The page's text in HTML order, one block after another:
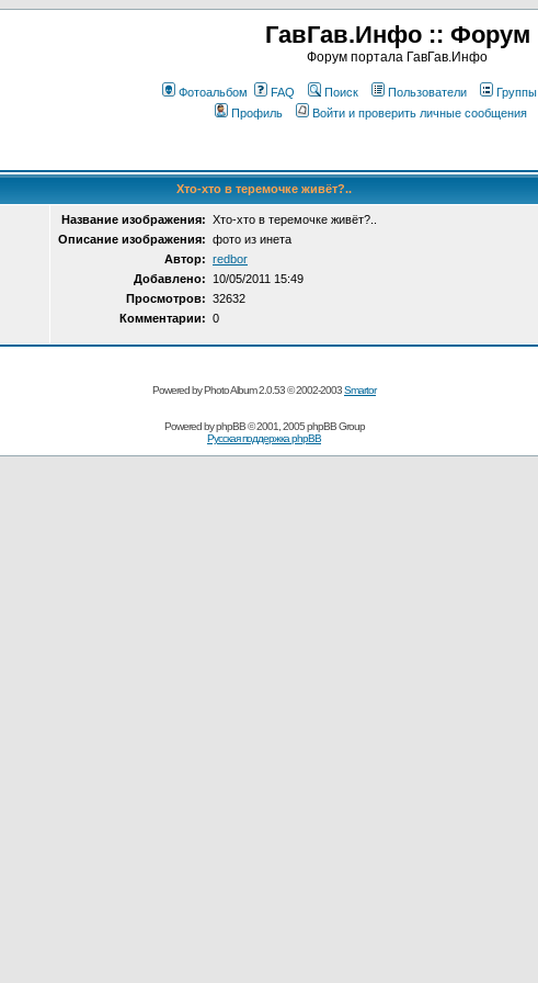
ГавГав.Инфо :: Форум
Форум портала ГавГав.Инфо
Фотоальбом FAQ Поиск Пользователи Группы
Профиль
Войти и проверить личные сообщения
Хто-хто в теремочке живёт?..
Название изображения: Хто-хто в теремочке живёт?..
Описание изображения: фото из инета
Автор: redbor
Добавлено:
10/05/2011 15:49
Просмотров: 32632
Комментарии: 0
Powered by Photo Album 2.0.53 © 2002-2003Smartor
Powered byphpBB© 2001, 2005 phpBB Group
Русская поддержка phpBB